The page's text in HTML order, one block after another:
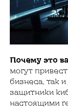
Почему это
могут
бизнеса, так
защитники
настоящими